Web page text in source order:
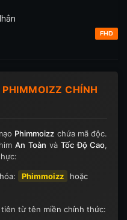
FHD
CHÍNH
Phimmoizz chứa mã độc.
An Toàn vàTốc Độ Cao,
Phimmoizz
hoặc
từ tên miền chính thức: